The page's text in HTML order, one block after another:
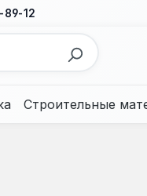
89-12
Строительные